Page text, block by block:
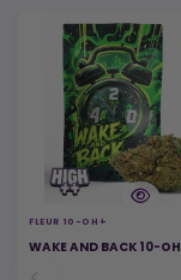
FLEUR 10-OH+
WAKE AND BACK 10-